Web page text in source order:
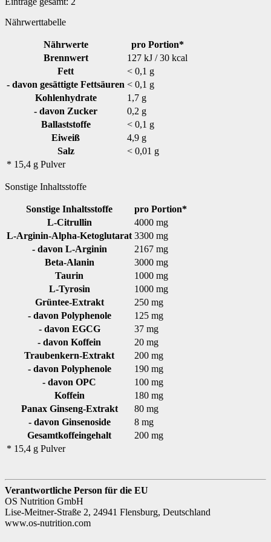
Nährwerttabelle
Nährwerte
pro Portion*
Brennwert
127 kJ / 30 kcal
Fett
< 0,1 g
- davon gesättigte Fettsäuren < 0,1 g
Kohlenhydrate
1,7 g
- davon Zucker
0,2 g
Ballaststoffe
< 0,1 g
Eiweiß
4,9 g
Salz
< 0,01 g
* 15,4 g Pulver
Sonstige Inhaltsstoffe
Sonstige Inhaltsstoffe
pro Portion*
L-Citrullin
4000 mg
L-Arginin-Alpha-Ketoglutarat 3300 mg
- davon L-Arginin
2167 mg
Beta-Alanin
3000 mg
Taurin
1000 mg
L-Tyrosin
1000 mg
Grüntee-Extrakt
250 mg
- davon Polyphenole
125 mg
- davon EGCG
37 mg
- davon Koffein
20 mg
Traubenkern-Extrakt
200 mg
- davon Polyphenole
190 mg
- davon OPC
100 mg
Koffein
180 mg
Panax Ginseng-Extrakt
80 mg
- davon Ginsenoside
8 mg
Gesamtkoffeingehalt
200 mg
* 15,4 g Pulver
Verantwortliche Person für die EU
OS Nutrition GmbH
Lise-Meitner-Straße 2, 24941 Flensburg, Deutschland
www.os-nutrition.com